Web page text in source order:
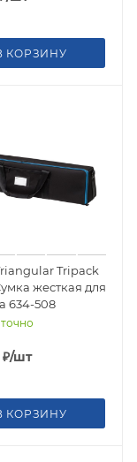
КОРЗИНУ
Tripack
жесткая для
634-508
₽/шт
КОРЗИНУ